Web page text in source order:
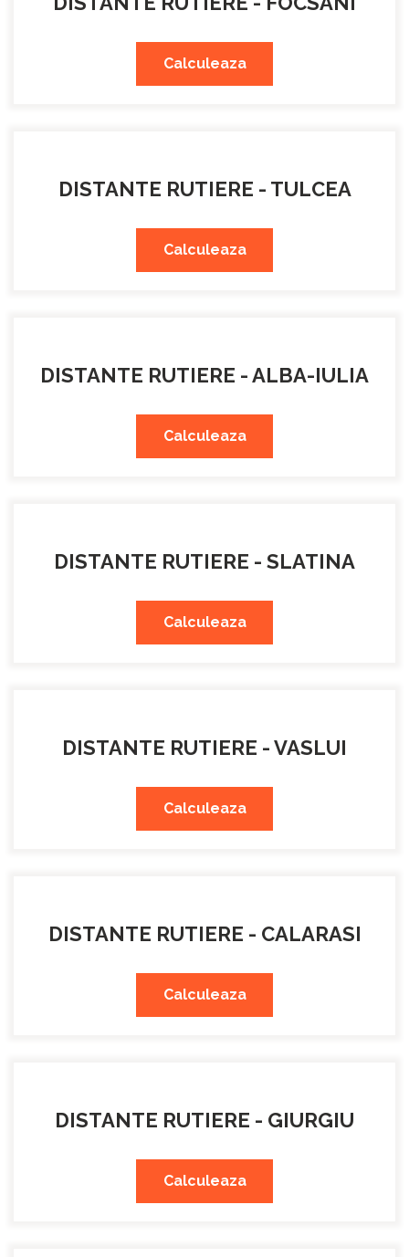
Calculeaza
DISTANTE RUTIERE - TULCEA
Calculeaza
DISTANTE RUTIERE - ALBA-IULIA
Calculeaza
DISTANTE RUTIERE - SLATINA
Calculeaza
DISTANTE RUTIERE - VASLUI
Calculeaza
DISTANTE RUTIERE - CALARASI
Calculeaza
DISTANTE RUTIERE - GIURGIU
Calculeaza